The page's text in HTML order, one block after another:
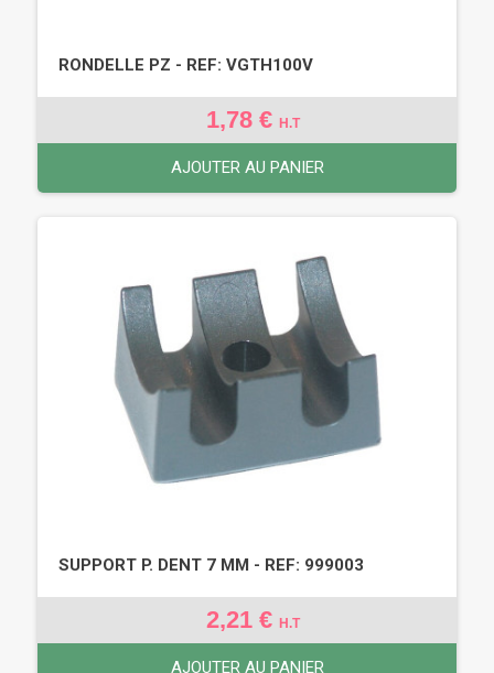
RONDELLE PZ - REF: VGTH100V
1,78 € H.T
AJOUTER AU PANIER
SUPPORT P. DENT 7 MM - REF: 999003
2,21 € H.T
AJOUTER AU PANIER